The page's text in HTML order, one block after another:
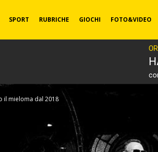
SPORT RUBRICHE GIOCHI FOTO&VIDEO
il mieloma dal 2018